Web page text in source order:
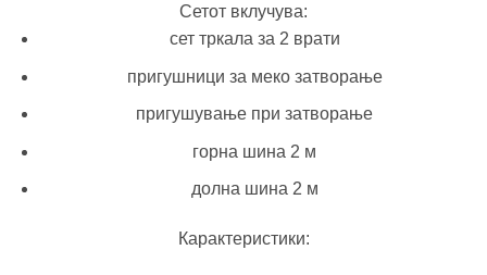
Сетот вклучува:
сет тркала за 2 врати
пригушници за меко затворање
пригушување при затворање
горна шина 2 м
долна шина 2 м
Карактеристики: